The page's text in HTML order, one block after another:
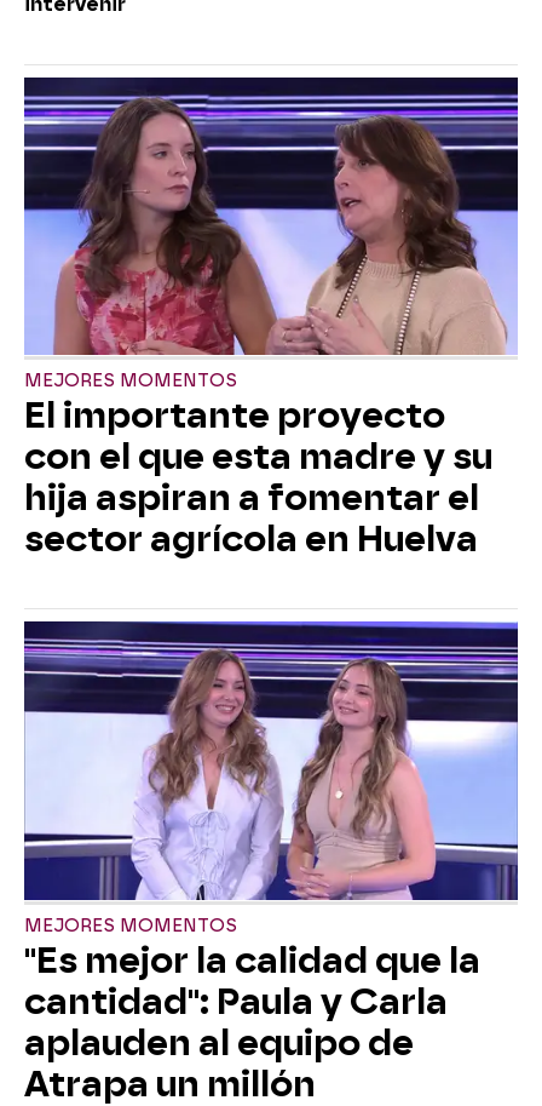
MEJORES MOMENTOS
El importante proyecto
con el que esta madre y su
hija aspiran a fomentar el
sector agrícola en Huelva
MEJORES MOMENTOS
"Es mejor la calidad que la
cantidad": Paula y Carla
aplauden al equipo de
Atrapa un millón